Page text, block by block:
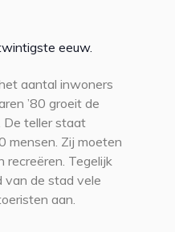
eeuw.
aantal inwoners
’80 groeit de
teller staat
mensen. Zij moeten
recreëren. Tegelijk
van de stad vele
aan.